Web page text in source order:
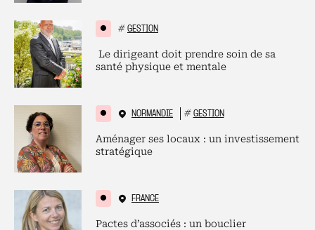
# GESTION
Le dirigeant doit prendre soin de sa
santé physique et mentale
NORMANDIE # GESTION
Aménager ses locaux : un investissement
stratégique
FRANCE
Pactes d’associés : un bouclier